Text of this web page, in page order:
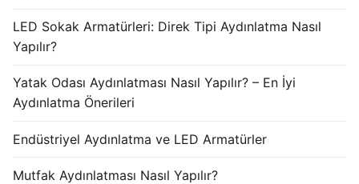
LED Sokak Armatürleri: Direk Tipi Aydınlatma Nasıl
Yapılır?
Yatak Odası Aydınlatması Nasıl Yapılır? – En İyi
Aydınlatma Önerileri
Endüstriyel Aydınlatma ve LED Armatürler
Mutfak Aydınlatması Nasıl Yapılır?